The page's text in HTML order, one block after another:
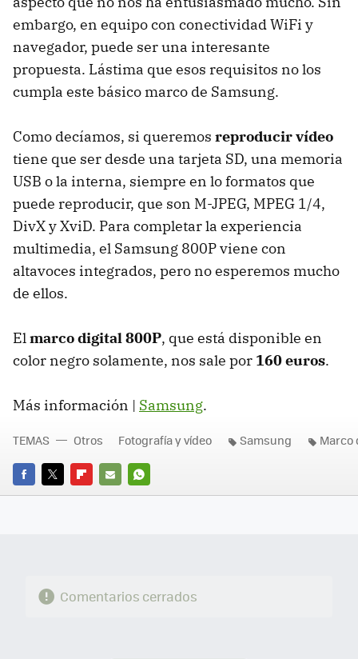
embargo, en equipo con conectividad WiFi y
navegador, puede ser una interesante
propuesta. Lástima que esos requisitos no los
cumpla este básico marco de Samsung.
Como decíamos, si queremos reproducir vídeo
tiene que ser desde una tarjeta SD, una memoria
USB o la interna, siempre en lo formatos que
puede reproducir, que son M-JPEG, MPEG 1/4,
DivX y XviD. Para completar la experiencia
multimedia, el Samsung 800P viene con
altavoces integrados, pero no esperemos mucho
de ellos.
Elmarco digital 800P, que está disponible en
color negro solamente, nos sale por 160 euros.
Más información | Samsung.
FACEBOOK
TWITTERFLIPBOARD
E-
WHATSAPP
TEMAS Otros Fotografía y vídeo Samsung Marco
Comentarios cerrados